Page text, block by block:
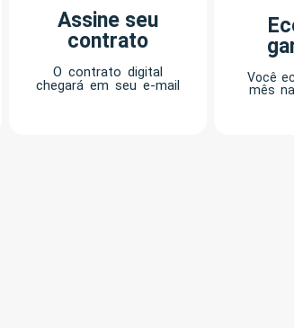
Assine seu
contrato
O contrato digital
chegará em seu e-mail
Você
mês